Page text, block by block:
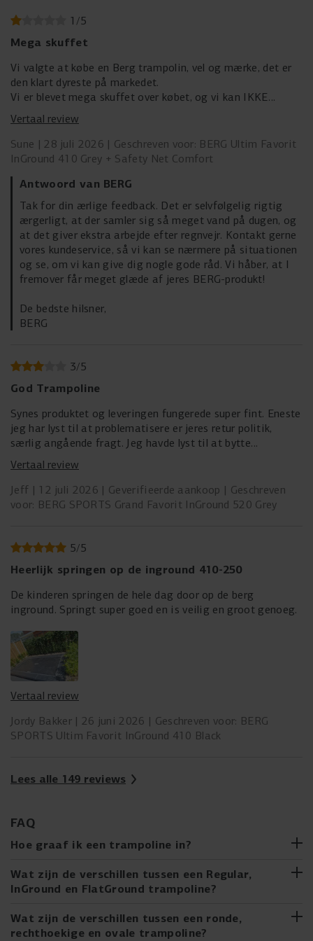
1 /5
Mega skuffet
Vi valgte at købe en Berg trampolin, vel og mærke, det er
den klart dyreste på markedet.
Vi er blevet mega skuffet over købet, og vi kan IKKE
Hver eneste gang det regner samler der sig mega meget
vand i duen, og som løber ned på trampolinen.
Det tager så lang tid at få det fjernet…
Vertaal review
Sune
28 juli 2026
Geschreven voor: BERG Ultim Favorit
InGround 410 Grey + Safety Net Comfort
Antwoord van BERG
Tak for din ærlige feedback. Det er selvfølgelig rigtig
ærgerligt, at der samler sig så meget vand på dugen, og
at det giver ekstra arbejde efter regnvejr. Kontakt gerne
vores kundeservice, så vi kan se nærmere på situationen
og se, om vi kan give dig nogle gode råd. Vi håber, at I
fremover får meget glæde af jeres BERG-produkt!
De bedste hilsner,
BERG
3/5
God Trampoline
Synes produktet og leveringen fungerede super fint. Eneste
jeg har lyst til at problematisere er jeres retur politik,
særlig angående fragt. Jeg havde lyst til at bytte
jeg selv måtte stå for fragt af den over 80kg tung
trampolin tilbage til Holland ga jeg op. Som privatperson
har man ikke chance at finde en overkommelig aftale på
men Berg kunne sagtens hjælpe kunderne med en god
leverandør at gøre det efter min mening. Det kommer til
at fremstå som en bevidst forhindrings strategi, men jeg
ved selvfølgelig ikke om det er tilfældet.
Vertaal review
Jeff
12 juli 2026 Geverifieerde aankoop
Geschreven
voor: BERG SPORTS Grand Favorit InGround 520 Grey
5/5
Heerlijk springen op de inground 410-250
De kinderen springen de hele dag door op de berg
inground. Springt super goed en is veilig en groot genoeg.
Vertaal review
Jordy Bakker
26 juni 2026
Geschreven voor: BERG
SPORTS Ultim Favorit InGround 410 Black
Lees alle 149 reviews
FAQ
Hoe graaf ik een trampoline in?
kopen, of heb je er al een gekocht? Het ingraven van een
trampoline lijkt misschien moeilijker dan het is. Met onze
begeleiden je door het hele proces, van het kiezen van de
Wat zijn de verschillen tussen een Regular,
InGround en FlatGround trampoline?
FlatGround trampoline? Hieronder lees je de belangrijkste
Wat zijn de verschillen tussen een ronde,
rechthoekige en ovale trampoline?